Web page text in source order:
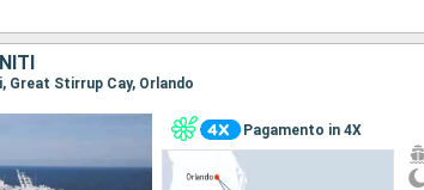
Great Stirrup Cay, Orlando
Pagamento in 4X